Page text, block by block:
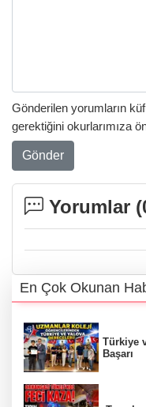
Gönderilen yorumların
gerektiğini okurlarımıza
Gönder
Yorumlar (
En Çok Okunan
Türkiye
Başarı